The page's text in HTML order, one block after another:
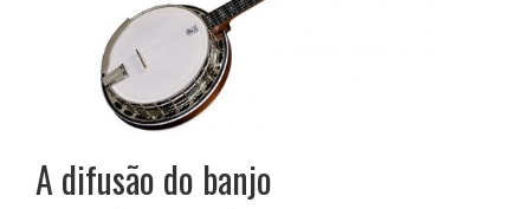
A difusão do banjo